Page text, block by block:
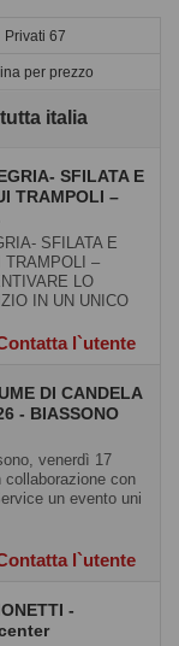
Privati 67
per prezzo
italia
SFILATA E
TRAMPOLI –
SFILATA E
TRAMPOLI –
LO
IN UN UNICO
l`utente
DI CANDELA
- BIASSONO
venerdì 17
collaborazione con
un evento uni
l`utente
-